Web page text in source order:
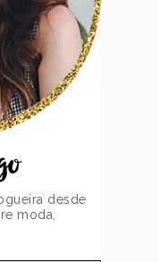
desde
moda,